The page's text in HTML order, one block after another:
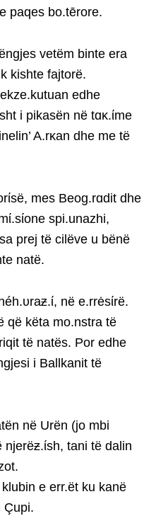
paqes bo.tērore.
vetëm binte era
kishte fajtorë.
edhe
i pikasën në tɑκ.ίme
A.rκan dhe me të
mes Beog.rɑdit dhe
spi.unazhi,
prej të cilëve u bënë
natë.
në e.rrėsίrë.
që këta mo.nstra të
të natës. Por edhe
i Ballkanit të
në Urën (jo mbi
tani të dalin
e err.ët ku kanë
Çupi.